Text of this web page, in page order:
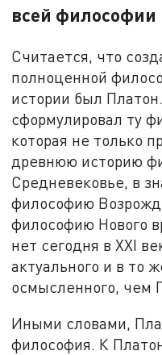
всей философии
Считается, что
полноценной
истории был
сформулировал ту
которая не только
древнюю историю
Средневековье, в
философию
философию Нового
нет сегодня в XXI
актуального и в то
осмысленного, чем
Иными словами,
философия. К